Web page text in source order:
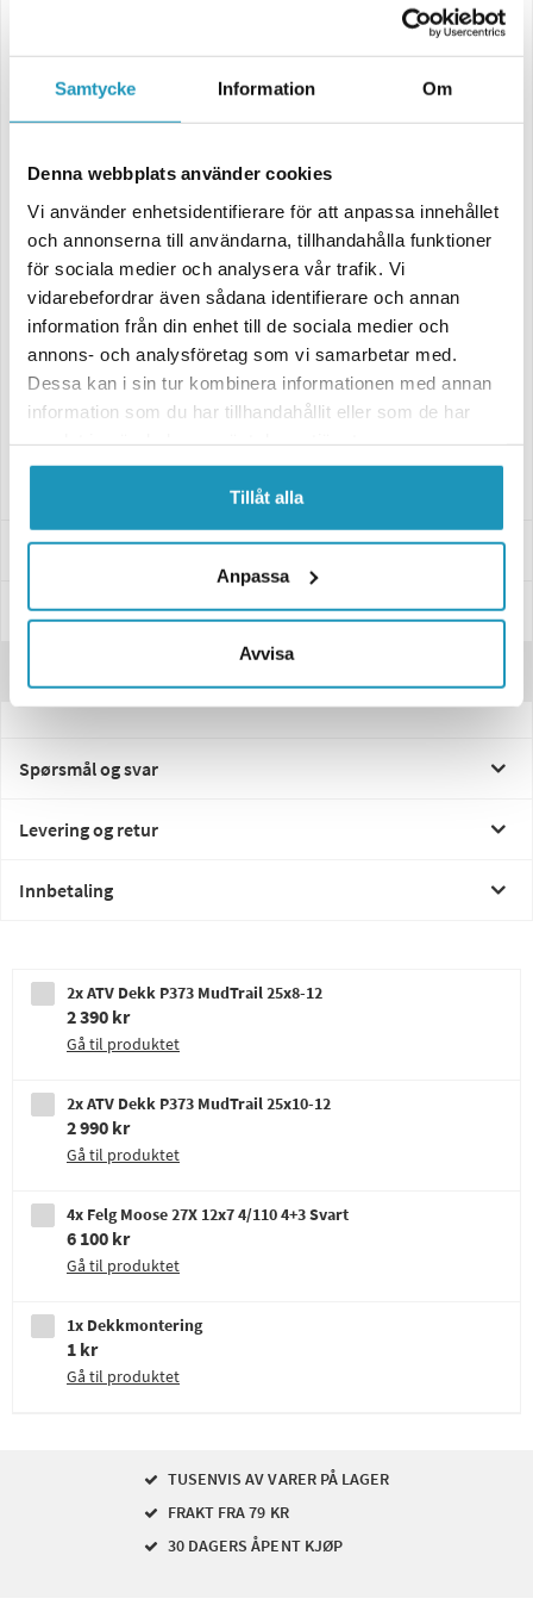
Samtycke Information Om
Denna webbplats använder cookies
Vi använder enhetsidentifierare för att anpassa innehållet
och annonserna till användarna, tillhandahålla funktioner
för sociala medier och analysera vår trafik. Vi
vidarebefordrar även sådana identifierare och annan
information från din enhet till de sociala medier och
annons- och analysföretag som vi samarbetar med.
Dessa kan i sin tur kombinera informationen med annan
information som du har tillhandahållit eller som de har
Tillåt alla
Anpassa
Avvisa
Hjulpakke for ATV med 4/110 boltmønster och delt bakaksel. Komplett
2st Framdekk
2st Bakdekk
Montert & Klart
P373 Mud Terrain Dekk
Et allsidig ATV-dekk med et overlappende mønster og 15,2 mm
mønsterdybde – utformet for deg som beveger deg i variert terreng.
P373 trives like godt på grusveger og traktorstier som i lettere
skogsmark, og gir god komfort også ved kjøring på hardt underlag.
Moose 27X Aluminiumfelg
27X er en kraftig aluminiumfelg fra det amerikanske merket Moose,
stilrent utseende. Den svarte finishen gir et moderne inntrykk som
passer utmerket på de fleste ATV- og UTV-modeller.
Spesifikasjoner
Manualer & Guider
Spørsmål og svar
Levering og retur
Innbetaling
2x ATV Dekk P373 MudTrail 25x8-12
2 390 kr
Gå til produktet
2x ATV Dekk P373 MudTrail 25x10-12
2 990 kr
Gå til produktet
4x Felg Moose 27X 12x7 4/110 4+3 Svart
6 100 kr
Gå til produktet
1x Dekkmontering
1 kr
Gå til produktet
TUSENVIS AV VARER PÅ LAGER
FRAKT FRA 79 KR
30 DAGERS ÅPENT KJØP